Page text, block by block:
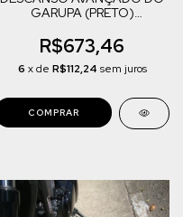
GARUPA (PRETO)
R$673,46
6 x de R$112,24 sem juros